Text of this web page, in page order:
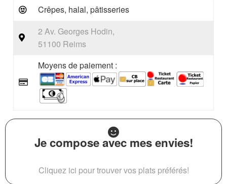
Crêpes, halal, pâtisseries
2 Av. Georges Hodin,
51100 Reims
Moyens de paiement :
Je compose avec mes envies!
Cliquez ici pour trouver vos plats préférés!